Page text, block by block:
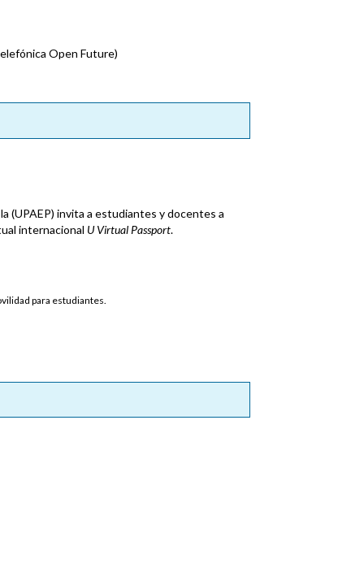
Open Future)
(UPAEP) invita a estudiantes y docentes a
internacional U Virtual Passport.
para estudiantes.